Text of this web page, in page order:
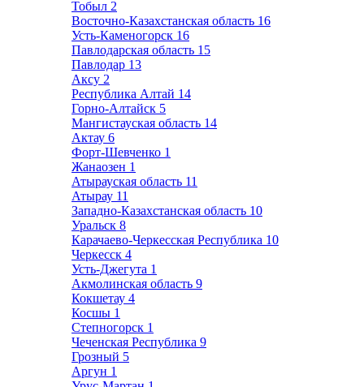
Тобыл 2
Восточно-Казахстанская область 16
Усть-Каменогорск 16
Павлодарская область 15
Павлодар 13
Аксу 2
Республика Алтай 14
Горно-Алтайск 5
Мангистауская область 14
Актау 6
Форт-Шевченко 1
Жанаозен 1
Атырауская область 11
Атырау 11
Западно-Казахстанская область 10
Уральск 8
Карачаево-Черкесская Республика 10
Черкесск 4
Усть-Джегута 1
Акмолинская область 9
Кокшетау 4
Косшы 1
Степногорск 1
Чеченская Республика 9
Грозный 5
Аргун 1